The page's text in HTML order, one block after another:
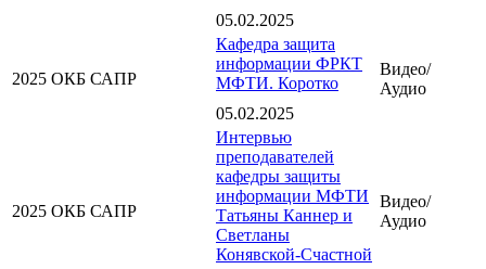
05.02.2025
2025 ОКБ САПР
Кафедра защита
информации ФРКТ
МФТИ. Коротко
05.02.2025
Видео/
Аудио
2025 ОКБ САПР
Интервью
преподавателей
кафедры защиты
информации МФТИ
Татьяны Каннер и
Светланы
Конявской-Счастной
Видео/
Аудио